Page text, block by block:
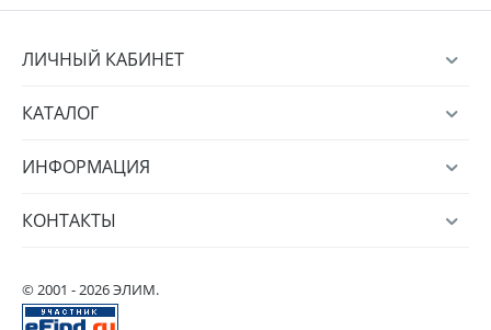
ЛИЧНЫЙ КАБИНЕТ
КАТАЛОГ
ИНФОРМАЦИЯ
КОНТАКТЫ
© 2001 - 2026 ЭЛИМ.